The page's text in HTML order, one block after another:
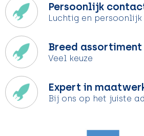
Persoonlijk
Luchtig en persoonlijk
Breed assortiment
Veel keuze
Expert in
Bij ons op het juiste